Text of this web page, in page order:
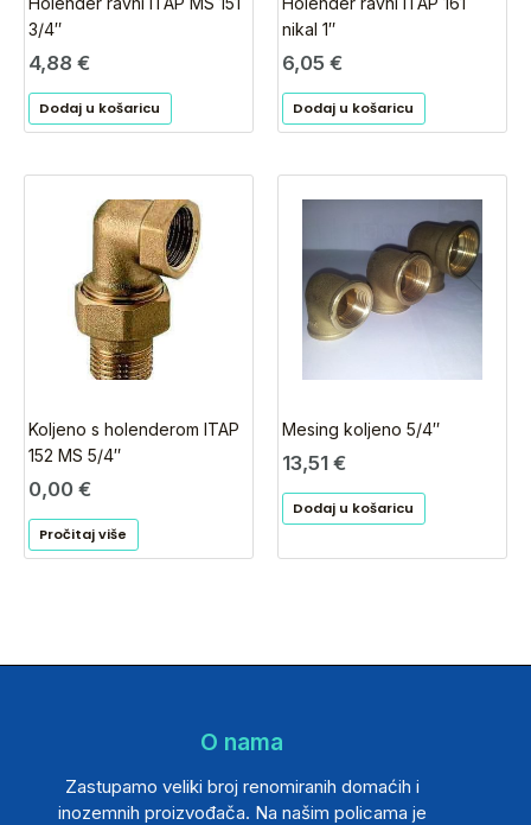
3/4″
4,88 €
Dodaj u košaricu
nikal 1″
6,05 €
Dodaj u košaricu
Koljeno s holenderom ITAP
152 MS 5/4″
0,00 €
Pročitaj više
Mesing koljeno 5/4″
13,51 €
Dodaj u košaricu
O nama
Zastupamo veliki broj renomiranih domaćih i
inozemnih proizvođača. Na našim policama je